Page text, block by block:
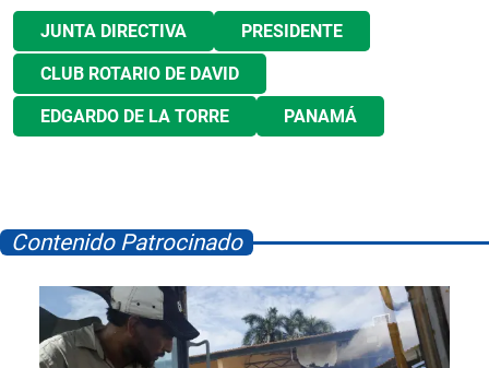
JUNTA DIRECTIVA PRESIDENTE
CLUB ROTARIO DE DAVID
EDGARDO DE LA TORRE PANAMÁ
Contenido Patrocinado